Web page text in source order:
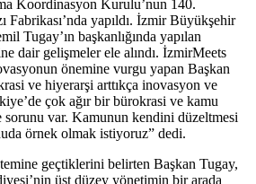
Koordinasyon Kurulu’nun 140.
Fabrikası’nda yapıldı. İzmir Büyükşehir
Tugay’ın başkanlığında yapılan
dair gelişmeler ele alındı. İzmirMeets
önemine vurgu yapan Başkan
ve hiyerarşi arttıkça inovasyon ve
çok ağır bir bürokrasi ve kamu
sorunu var. Kamunun kendini düzeltmesi
örnek olmak istiyoruz” dedi.
geçtiklerini belirten Başkan Tugay,
üst düzey yönetimin bir arada